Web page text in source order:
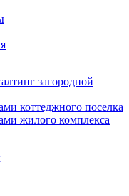
загородной
коттеджного поселка
жилого комплекса